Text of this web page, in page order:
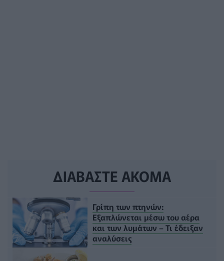
ΔΙΑΒΑΣΤΕ ΑΚΟΜΑ
Γρίπη των πτηνών:
Εξαπλώνεται μέσω του αέρα
και των λυμάτων – Τι έδειξαν
αναλύσεις